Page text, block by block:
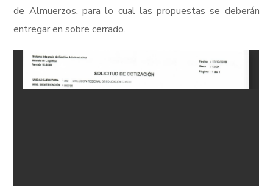
de Almuerzos, para lo cual las propuestas se deberán
entregar en sobre cerrado.